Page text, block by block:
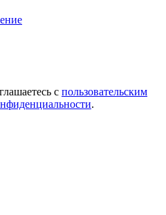
с пользовательским
.